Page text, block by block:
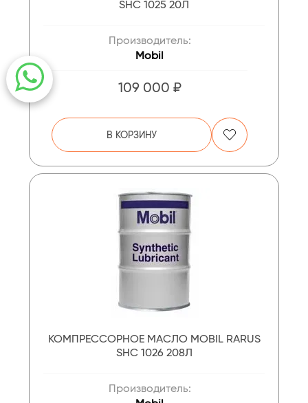
SHC 1025 20Л
Производитель:
Mobil
109 000 ₽
В КОРЗИНУ
КОМПРЕССОРНОЕ МАСЛО MOBIL RARUS
SHC 1026 208Л
Производитель: